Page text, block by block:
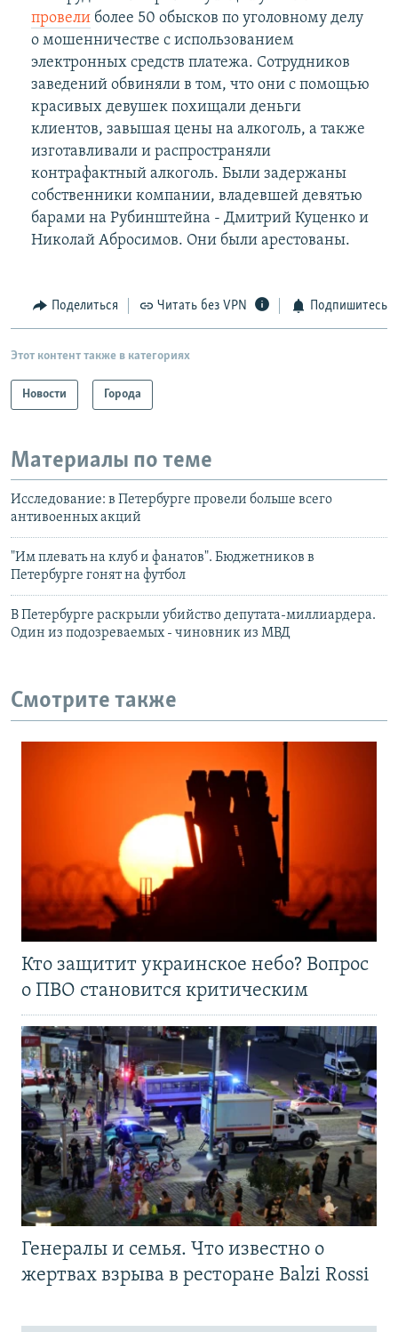
провелиболее 50 обысков по уголовному делу
о мошенничестве с использованием
электронных средств платежа. Сотрудников
заведений обвиняли в том, что они с помощью
красивых девушек похищали деньги
клиентов, завышая цены на алкоголь, а также
изготавливали и распространяли
контрафактный алкоголь. Были задержаны
собственники компании, владевшей девятью
барами на Рубинштейна - Дмитрий Куценко и
Николай Абросимов. Они были арестованы.
Поделиться Читать без VPN Подпишитесь
Этот контент также в категориях
Новости Города
Материалы по теме
Исследование: в Петербурге провели больше всего
антивоенных акций
"Им плевать на клуб и фанатов". Бюджетников в
Петербурге гонят на футбол
В Петербурге раскрыли убийство депутата-миллиардера.
Один из подозреваемых - чиновник из МВД
Смотрите также
Кто защитит украинское небо? Вопрос
о ПВО становится критическим
Генералы и семья. Что известно о
жертвах взрыва в ресторане Balzi Rossi